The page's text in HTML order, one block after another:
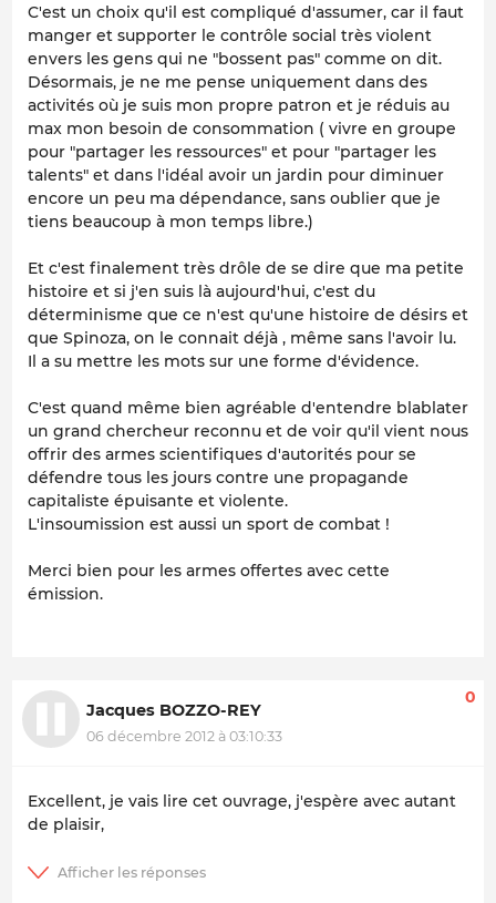
C'est un choix qu'il est compliqué d'assumer, car il faut
manger et supporter le contrôle social très violent
envers les gens qui ne "bossent pas" comme on dit.
Désormais, je ne me pense uniquement dans des
activités où je suis mon propre patron et je réduis au
max mon besoin de consommation ( vivre en groupe
pour "partager les ressources" et pour "partager les
talents" et dans l'idéal avoir un jardin pour diminuer
encore un peu ma dépendance, sans oublier que je
tiens beaucoup à mon temps libre.)
Et c'est finalement très drôle de se dire que ma petite
histoire et si j'en suis là aujourd'hui, c'est du
déterminisme que ce n'est qu'une histoire de désirs et
que Spinoza, on le connait déjà , même sans l'avoir lu.
Il a su mettre les mots sur une forme d'évidence.
C'est quand même bien agréable d'entendre blablater
un grand chercheur reconnu et de voir qu'il vient nous
offrir des armes scientifiques d'autorités pour se
défendre tous les jours contre une propagande
capitaliste épuisante et violente.
L'insoumission est aussi un sport de combat !
Merci bien pour les armes offertes avec cette
émission.
Jacques BOZZO-REY
06 décembre 2012 à 03:10:33
0
Excellent, je vais lire cet ouvrage, j'espère avec autant
de plaisir,